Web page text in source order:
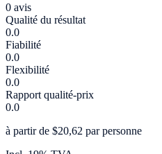
0 avis
Qualité du résultat
0.0
Fiabilité
0.0
Flexibilité
0.0
Rapport qualité-prix
0.0
à partir de $20,62 par personne